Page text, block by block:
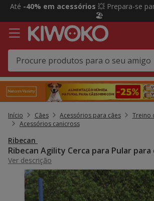
2
3,
mensagem,
Até -40% em acessórios 💥 Prepara-se
🏖️
Início Cães Acessórios para cães
Treino
Acessórios canicross
Ribecan
Ribecan Agility Cerca para Pular para
Ver descrição